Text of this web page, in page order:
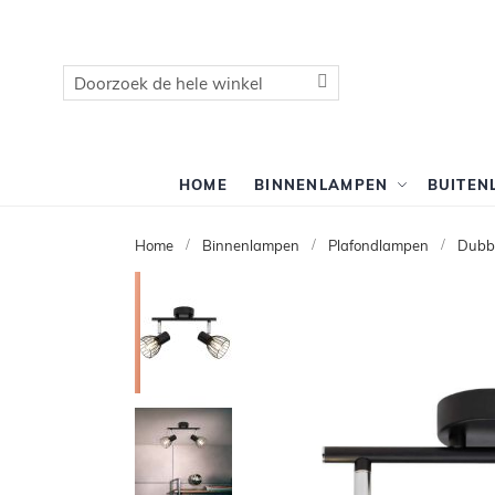
Zoek
HOME BINNENLAMPEN
Home Binnenlampen Plafondlampen
het
einde
de
afbeeldingen-
gallerij